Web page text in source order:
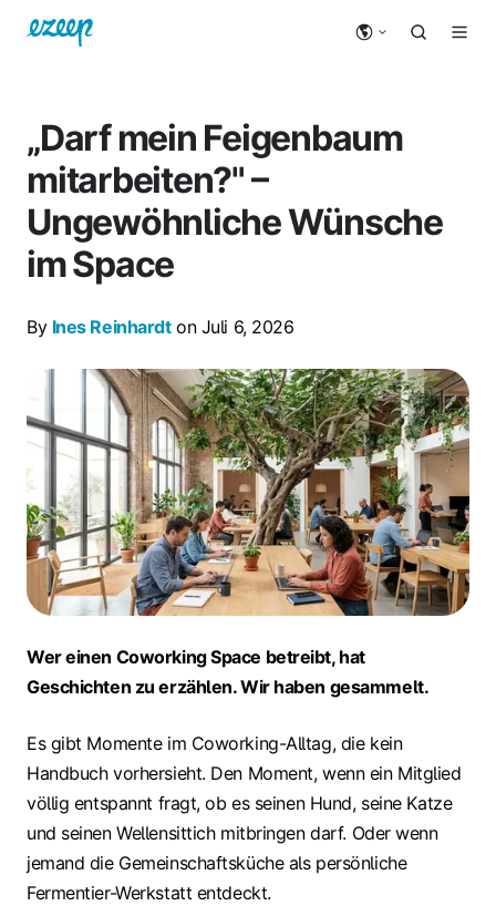
„Darf mein Feigenbaum
mitarbeiten?" –
Ungewöhnliche Wünsche
im Space
By Ines Reinhardton Juli 6, 2026
Wer einen Coworking Space betreibt, hat
Geschichten zu erzählen. Wir haben gesammelt.
Es gibt Momente im Coworking-Alltag, die kein
Handbuch vorhersieht. Den Moment, wenn ein Mitglied
völlig entspannt fragt, ob es seinen Hund, seine Katze
und seinen Wellensittich mitbringen darf. Oder wenn
jemand die Gemeinschaftsküche als persönliche
Fermentier-Werkstatt entdeckt.